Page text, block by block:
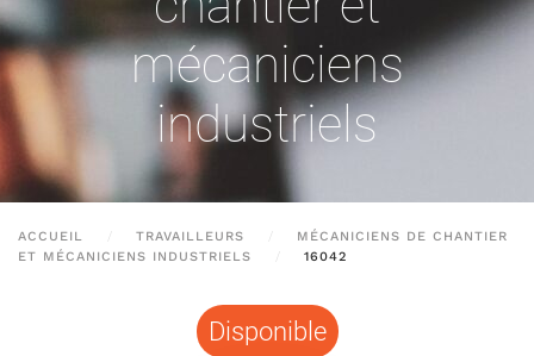
mécaniciens
industriels
ACCUEIL TRAVAILLEURS
MÉCANICIENS DE CHANTIER
ET MÉCANICIENS INDUSTRIELS
16042
Disponible